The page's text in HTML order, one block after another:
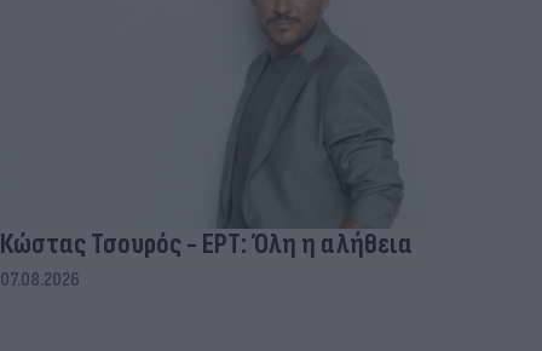
Κώστας Τσουρός - ΕΡΤ: Όλη η αλήθεια
07.08.2026